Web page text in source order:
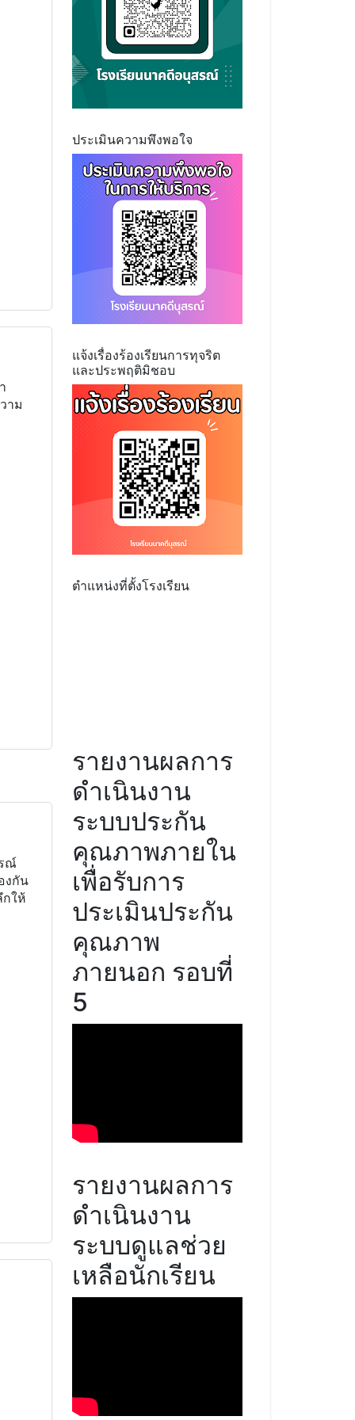
าม
ณ์
งกัน
กให้
ประเมินความพึงพอใจ
แจ้งเรื่องร้องเรียนการทุจริต
และประพฤติมิชอบ
ตำแหน่งที่ตั้งโรงเรียน
รายงานผลการ
ดำเนินงาน
ระบบประกัน
คุณภาพภายใน
เพื่อรับการ
ประเมินประกัน
คุณภาพ
ภายนอก รอบที่
5
รายงานผลการ
ดำเนินงาน
ระบบดูแลช่วย
เหลือนักเรียน